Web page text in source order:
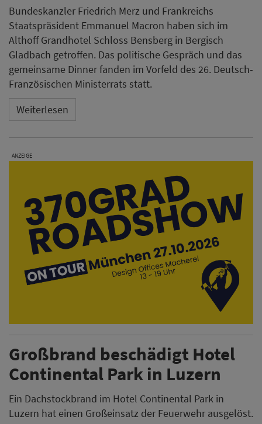
Bundeskanzler Friedrich Merz und Frankreichs
Staatspräsident Emmanuel Macron haben sich im
Althoff Grandhotel Schloss Bensberg in Bergisch
Gladbach getroffen. Das politische Gespräch und das
gemeinsame Dinner fanden im Vorfeld des 26. Deutsch-
Französischen Ministerrats statt.
Weiterlesen
ANZEIGE
Großbrand beschädigt Hotel
Continental Park in Luzern
Ein Dachstockbrand im Hotel Continental Park in
Luzern hat einen Großeinsatz der Feuerwehr ausgelöst.